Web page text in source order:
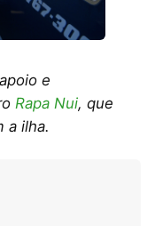
e
Rapa Nui, que
a ilha.